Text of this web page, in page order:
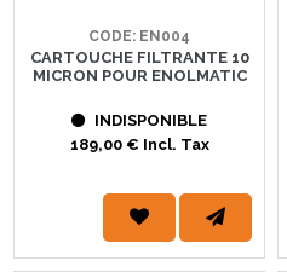
CODE: EN004
CARTOUCHE FILTRANTE 10
MICRON POUR ENOLMATIC
INDISPONIBLE
189,00 € Incl. Tax